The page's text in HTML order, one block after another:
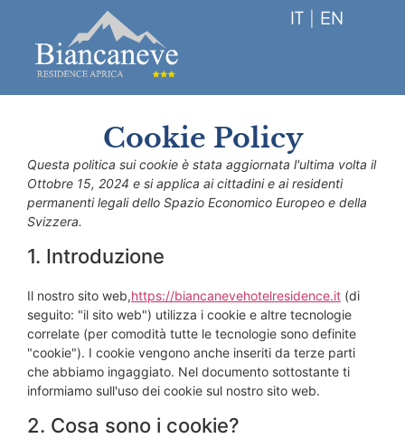
IT | EN
Cookie Policy
Questa politica sui cookie è stata aggiornata l'ultima volta il
Ottobre 15, 2024 e si applica ai cittadini e ai residenti
permanenti legali dello Spazio Economico Europeo e della
Svizzera.
1. Introduzione
Il nostro sito web,https://biancanevehotelresidence.it (di
seguito: "il sito web") utilizza i cookie e altre tecnologie
correlate (per comodità tutte le tecnologie sono definite
"cookie"). I cookie vengono anche inseriti da terze parti
che abbiamo ingaggiato. Nel documento sottostante ti
informiamo sull'uso dei cookie sul nostro sito web.
2. Cosa sono i cookie?